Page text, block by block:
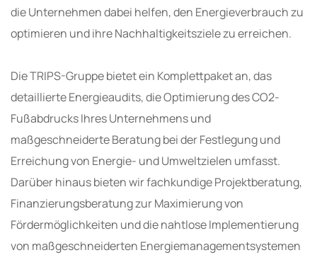
die Unternehmen dabei helfen, den Energieverbrauch zu
optimieren und ihre Nachhaltigkeitsziele zu erreichen.
Die TRIPS-Gruppe bietet ein Komplettpaket an, das
detaillierte Energieaudits, die Optimierung des CO2-
Fußabdrucks Ihres Unternehmens und
maßgeschneiderte Beratung bei der Festlegung und
Erreichung von Energie- und Umweltzielen umfasst.
Darüber hinaus bieten wir fachkundige Projektberatung,
Finanzierungsberatung zur Maximierung von
Fördermöglichkeiten und die nahtlose Implementierung
von maßgeschneiderten Energiemanagementsystemen